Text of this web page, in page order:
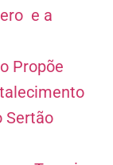
e a
Propõe
Sertão